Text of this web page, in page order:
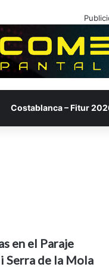
Costablanca – Fitur
en el Paraje
Serra de la Mola